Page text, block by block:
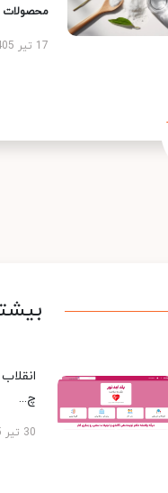
محصولات
17 تیر 1405
چ...
30 تیر 1405